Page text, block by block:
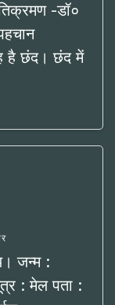
-डॉ०
है छंद। छंद में
जन्म :
: मेल पता :